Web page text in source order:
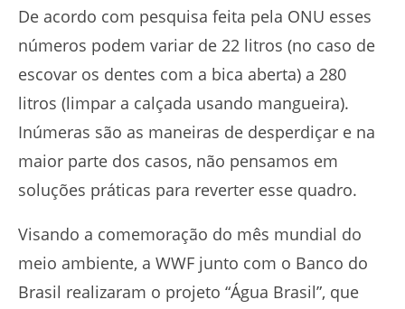
De acordo com pesquisa feita pela ONU esses
números podem variar de 22 litros (no caso de
escovar os dentes com a bica aberta) a 280
litros (limpar a calçada usando mangueira).
Inúmeras são as maneiras de desperdiçar e na
maior parte dos casos, não pensamos em
soluções práticas para reverter esse quadro.
Visando a comemoração do mês mundial do
meio ambiente, a WWF junto com o Banco do
Brasil realizaram o projeto “Água Brasil”, que